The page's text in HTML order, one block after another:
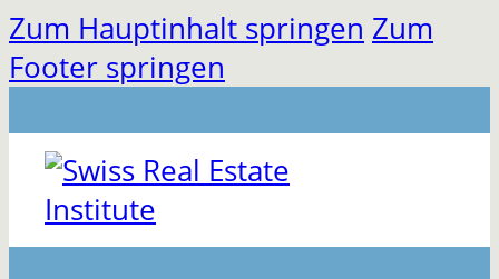
Zum Hauptinhalt springen Zum
Footer springen